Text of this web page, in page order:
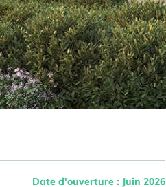
Date d'ouverture : Juin 2026